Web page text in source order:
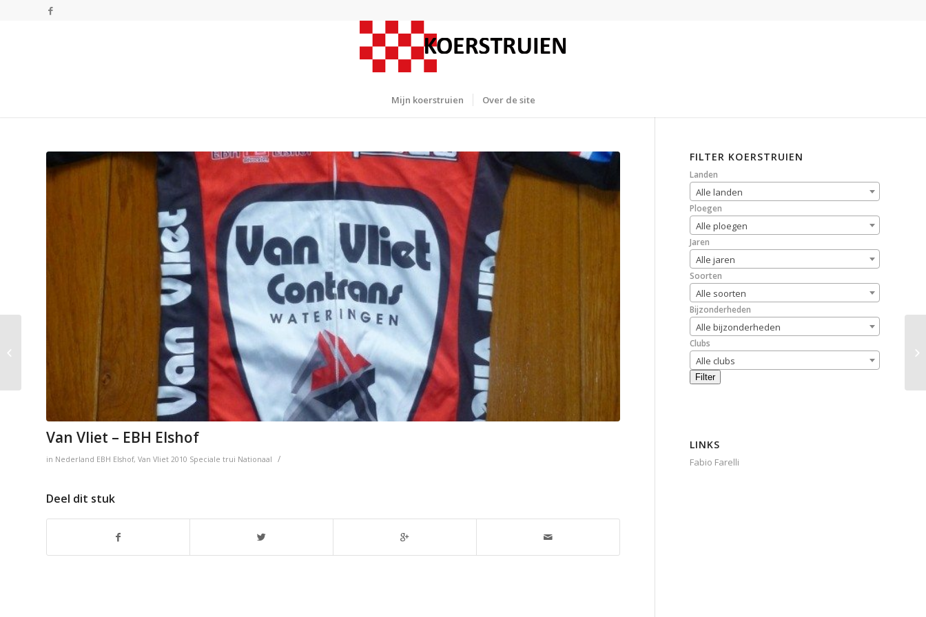
Mijn koerstruien Over de site
Van Vliet – EBH Elshof
in Nederland EBH Elshof, Van Vliet 2010 Speciale trui Nationaal /
Deel dit stuk
FILTER KOERSTRUIEN
Landen
Alle landen
Ploegen
Alle ploegen
Jaren
Alle jaren
Soorten
Alle soorten
Bijzonderheden
Alle bijzonderheden
Clubs
Alle clubs
Filter
LINKS
Fabio Farelli